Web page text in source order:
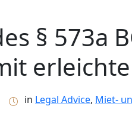
§ 573a
in Legal Advice, Miet-